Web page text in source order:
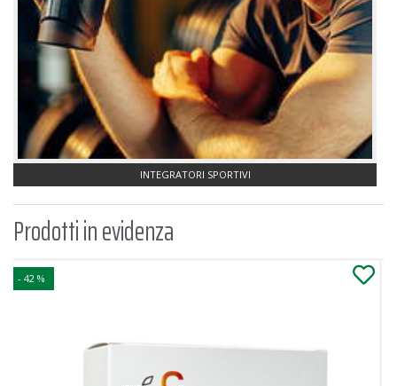
INTEGRATORI SPORTIVI
Prodotti in evidenza
- 42 %